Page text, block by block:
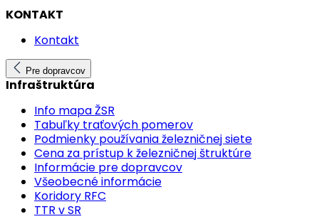
KONTAKT
Kontakt
Pre dopravcov
Infraštruktúra
Info mapa ŽSR
Tabuľky traťových pomerov
Podmienky používania železničnej siete
Cena za prístup k železničnej štruktúre
Informácie pre dopravcov
Všeobecné informácie
Koridory RFC
TTR v SR